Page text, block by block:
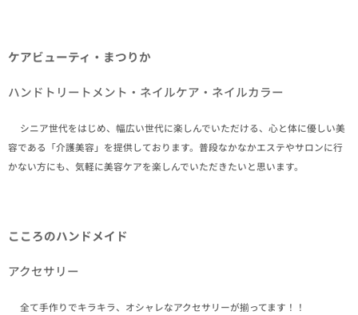
ケアビューティ・まつりか
ハンドトリートメント・ネイルケア・ネイルカラー
✒シニア世代をはじめ、幅広い世代に楽しんでいただける、心と体に優しい美
容である「介護美容」を提供しております。普段なかなかエステやサロンに行
かない方にも、気軽に美容ケアを楽しんでいただきたいと思います。
こころのハンドメイド
アクセサリー
✒全て手作りでキラキラ、オシャレなアクセサリーが揃ってます！！